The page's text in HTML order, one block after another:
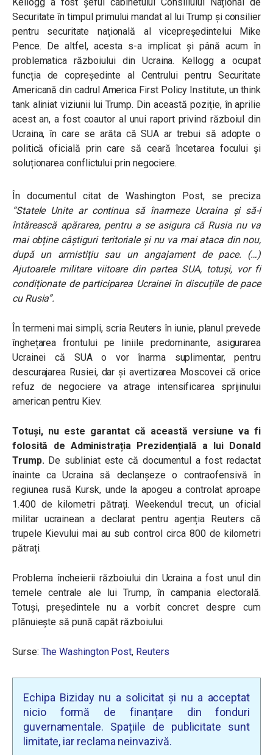
Securitate în timpul primului mandat al lui Trump și consilier
pentru securitate națională al vicepreședintelui Mike
Pence. De altfel, acesta s-a implicat și până acum în
problematica războiului din Ucraina. Kellogg a ocupat
funcția de copreședinte al Centrului pentru Securitate
Americană din cadrul America First Policy Institute, un think
tank aliniat viziunii lui Trump. Din această poziție, în aprilie
acest an, a fost coautor al unui raport privind războiul din
Ucraina, în care se arăta că SUA ar trebui să adopte o
politică oficială prin care să ceară încetarea focului și
soluționarea conflictului prin negociere.
În documentul citat de Washington Post, se preciza
“Statele Unite ar continua să înarmeze Ucraina și să-i
întărească apărarea, pentru a se asigura că Rusia nu va
mai obține câștiguri teritoriale și nu va mai ataca din nou,
după un armistițiu sau un angajament de pace. (…)
Ajutoarele militare viitoare din partea SUA, totuși, vor fi
condiționate de participarea Ucrainei în discuțiile de pace
cu Rusia”.
În termeni mai simpli, scria Reuters în iunie, planul prevede
înghețarea frontului pe liniile predominante, asigurarea
Ucrainei că SUA o vor înarma suplimentar, pentru
descurajarea Rusiei, dar și avertizarea Moscovei că orice
refuz de negociere va atrage intensificarea sprijinului
american pentru Kiev.
Totuși, nu este garantat că această versiune va fi
folosită de Administrația Prezidențială a lui Donald
Trump. De subliniat este că documentul a fost redactat
înainte ca Ucraina să declanșeze o contraofensivă în
regiunea rusă Kursk, unde la apogeu a controlat aproape
1.400 de kilometri pătrați. Weekendul trecut, un oficial
militar ucrainean a declarat pentru agenția Reuters că
trupele Kievului mai au sub control circa 800 de kilometri
pătrați.
Problema încheierii războiului din Ucraina a fost unul din
temele centrale ale lui Trump, în campania electorală.
Totuși, președintele nu a vorbit concret despre cum
plănuiește să pună capăt războiului.
Surse: The Washington Post, Reuters
Echipa Biziday nu a solicitat și nu a acceptat
nicio formă de finanțare din fonduri
guvernamentale. Spațiile de publicitate sunt
limitate, iar reclama neinvazivă.